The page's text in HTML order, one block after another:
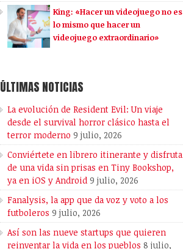
King: «Hacer un videojuego no es
lo mismo que hacer un
videojuego extraordinario»
ÚLTIMAS NOTICIAS
La evolución de Resident Evil: Un viaje
desde el survival horror clásico hasta el
terror moderno 9 julio, 2026
Conviértete en librero itinerante y disfruta
de una vida sin prisas en Tiny Bookshop,
ya en iOS y Android 9 julio, 2026
Fanalysis, la app que da voz y voto a los
futboleros 9 julio, 2026
Así son las nueve startups que quieren
reinventar la vida en los pueblos 8 julio,